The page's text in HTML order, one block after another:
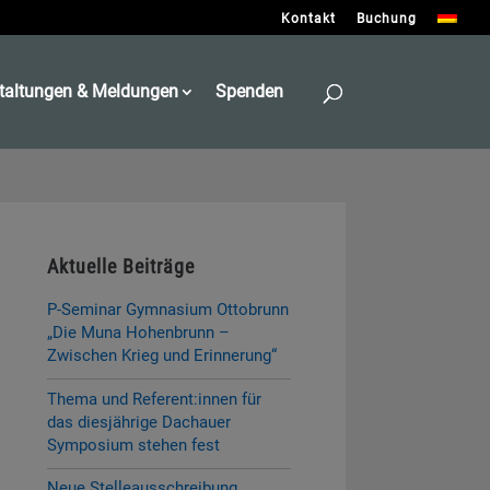
Kontakt Buchung
& Meldungen Spenden
Aktuelle Beiträge
P-Seminar Gymnasium Ottobrunn
„Die Muna Hohenbrunn –
Zwischen Krieg und Erinnerung“
Thema und Referent:innen für
das diesjährige Dachauer
Symposium stehen fest